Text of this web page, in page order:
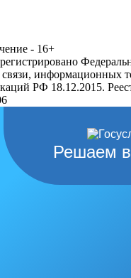
- 16+
связи, информационных
РФ 18.12.2015.
Решаем